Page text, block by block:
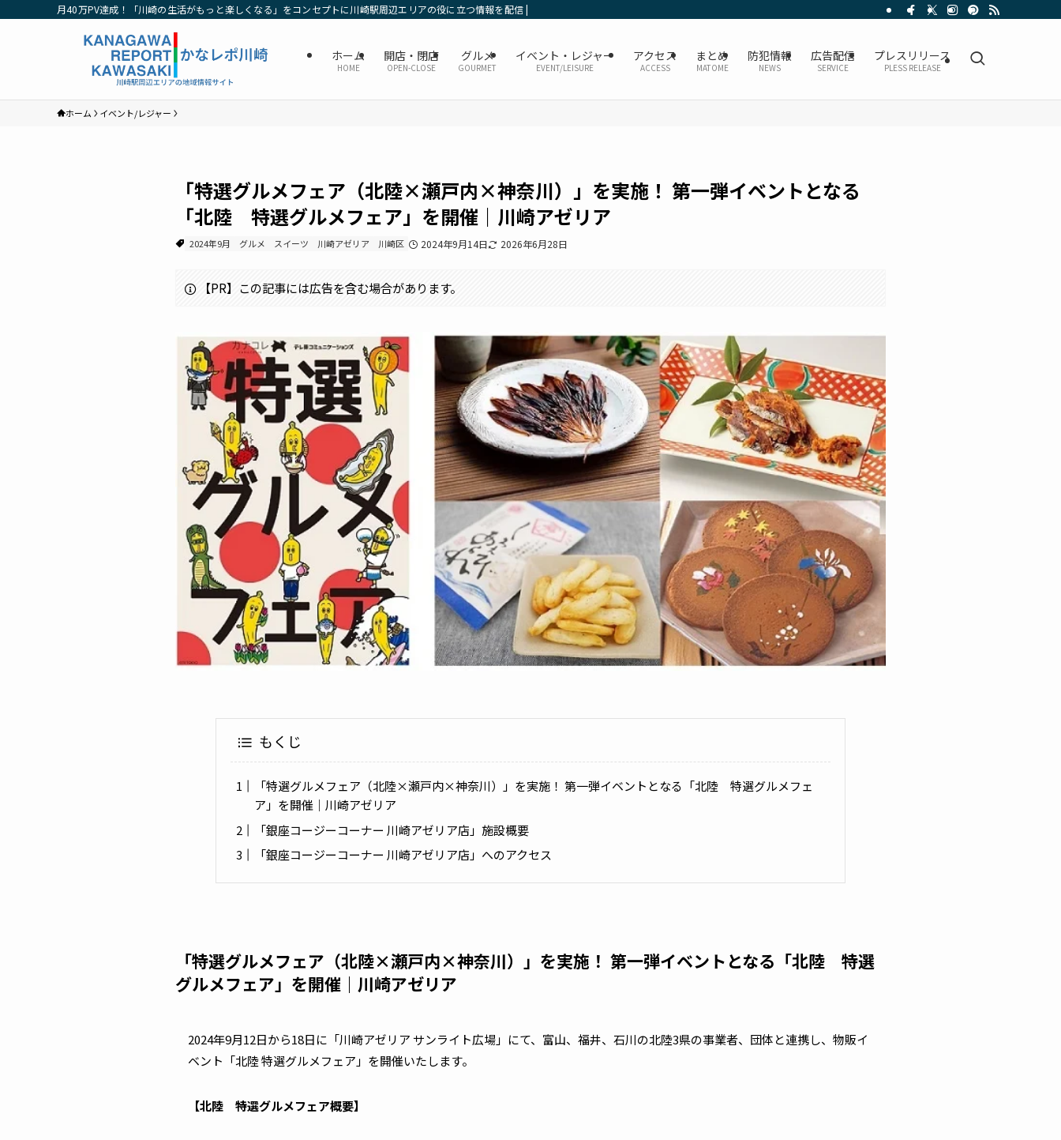
月40万PV達成！「川崎の生活がもっと楽しくなる」をコンセプトに川崎駅周辺エリアの役に立つ情報を配信 | かなレポ川崎
ホーム
HOME
開店・閉店
OPEN-CLOSE
グルメ
GOURMET
イベント・レジャー
EVENT/LEISURE
アクセス
ACCESS
まとめ
MATOME
防犯情報
NEWS
広告配信
SERVICE
プレスリリース
PLESS RELEASE
ホーム イベント/レジャー
「特選グルメフェア（北陸×瀬戸内×神奈川）」を実施！ 第一弾イベントとなる
「北陸 特選グルメフェア」を開催｜川崎アゼリア
2024年9月 グルメ スイーツ 川崎アゼリア 川崎区 2024年9月14日 2026年6月28日
【PR】この記事には広告を含む場合があります。
もくじ
「特選グルメフェア（北陸×瀬戸内×神奈川）」を実施！ 第一弾イベントとなる「北陸 特選グルメフェ
ア」を開催｜川崎アゼリア
「銀座コージーコーナー 川崎アゼリア店」施設概要
「銀座コージーコーナー 川崎アゼリア店」へのアクセス
「特選グルメフェア（北陸×瀬戸内×神奈川）」を実施！ 第一弾イベントとなる「北陸 特選
グルメフェア」を開催｜川崎アゼリア
2024年9月12日から18日に「川崎アゼリア サンライト広場」にて、富山、福井、石川の北陸3県の事業者、団体と連携し、物販イ
ベント「北陸 特選グルメフェア」を開催いたします。
【北陸 特選グルメフェア概要】